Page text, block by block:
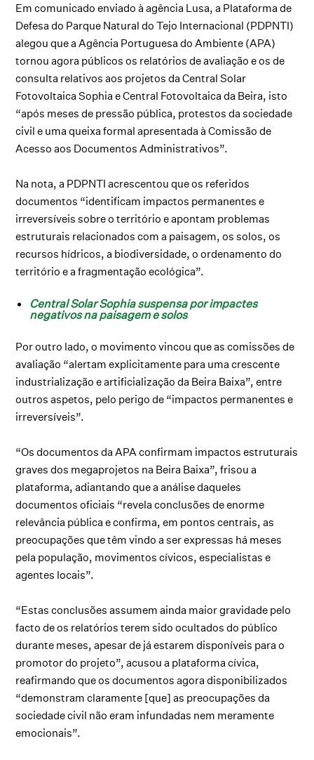
Em comunicado enviado à agência Lusa, a Plataforma de
Defesa do Parque Natural do Tejo Internacional (PDPNTI)
alegou que a Agência Portuguesa do Ambiente (APA)
tornou agora públicos os relatórios de avaliação e os de
consulta relativos aos projetos da Central Solar
Fotovoltaica Sophia e Central Fotovoltaica da Beira, isto
“após meses de pressão pública, protestos da sociedade
civil e uma queixa formal apresentada à Comissão de
Acesso aos Documentos Administrativos”.
Na nota, a PDPNTI acrescentou que os referidos
documentos “identificam impactos permanentes e
irreversíveis sobre o território e apontam problemas
estruturais relacionados com a paisagem, os solos, os
recursos hídricos, a biodiversidade, o ordenamento do
território e a fragmentação ecológica”.
Central Solar Sophia suspensa por impactes
negativos na paisagem e solos
Por outro lado, o movimento vincou que as comissões de
avaliação “alertam explicitamente para uma crescente
industrialização e artificialização da Beira Baixa”, entre
outros aspetos, pelo perigo de “impactos permanentes e
irreversíveis”.
“Os documentos da APA confirmam impactos estruturais
graves dos megaprojetos na Beira Baixa”, frisou a
plataforma, adiantando que a análise daqueles
documentos oficiais “revela conclusões de enorme
relevância pública e confirma, em pontos centrais, as
preocupações que têm vindo a ser expressas há meses
pela população, movimentos cívicos, especialistas e
agentes locais”.
“Estas conclusões assumem ainda maior gravidade pelo
facto de os relatórios terem sido ocultados do público
durante meses, apesar de já estarem disponíveis para o
promotor do projeto”, acusou a plataforma cívica,
reafirmando que os documentos agora disponibilizados
“demonstram claramente [que] as preocupações da
sociedade civil não eram infundadas nem meramente
emocionais”.